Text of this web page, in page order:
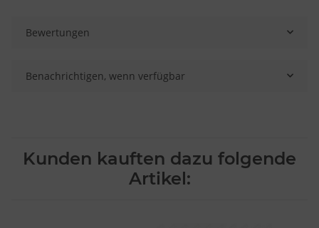
Bewertungen
Benachrichtigen, wenn verfügbar
Kunden kauften dazu folgende
Artikel: